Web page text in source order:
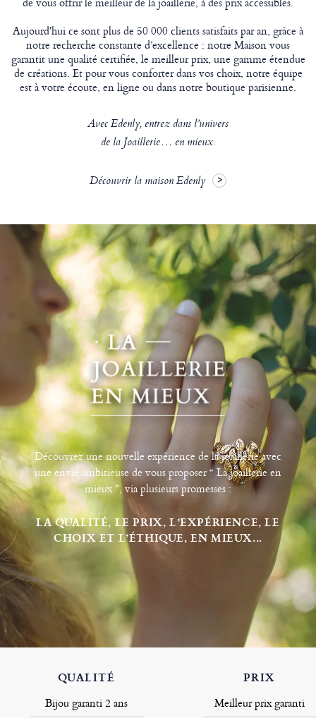
Aujourd'hui ce sont plus de 50 000 clients satisfaits par an, grâce à
notre recherche constante d’excellence : notre Maison vous
garantit une qualité certifiée, le meilleur prix, une gamme étendue
de créations. Et pour vous conforter dans vos choix, notre équipe
est à votre écoute, en ligne ou dans notre boutique parisienne.
Avec Edenly, entrez dans l’univers
de la Joaillerie… en mieux.
Découvrir la maison Edenly
Découvrez une nouvelle expérience de la joaillerie avec
une envie ambitieuse de vous proposer “ La joaillerie en
mieux ”, via plusieurs promesses :
LA QUALITÉ, LE PRIX, L’EXPÉRIENCE, LE
CHOIX ET L’ÉTHIQUE, EN MIEUX...
QUALITÉ
Bijou garanti 2 ans
PRIX
Meilleur prix garanti